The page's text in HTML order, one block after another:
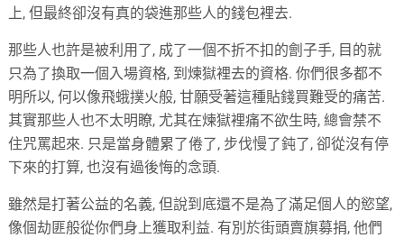
上, 但最終卻沒有真的袋進那些人的錢包裡去.
那些人也許是被利用了, 成了一個不折不扣的劊子手, 目的就
只為了換取一個入場資格, 到煉獄裡去的資格. 你們很多都不
明所以, 何以像飛蛾撲火般, 甘願受著這種貼錢買難受的痛苦.
其實那些人也不太明瞭, 尤其在煉獄裡痛不欲生時, 總會禁不
住咒罵起來. 只是當身體累了倦了, 步伐慢了鈍了, 卻從沒有停
下來的打算, 也沒有過後悔的念頭.
雖然是打著公益的名義, 但說到底還不是為了滿足個人的慾望,
像個劫匪般從你們身上獲取利益. 有別於街頭賣旗募捐, 他們